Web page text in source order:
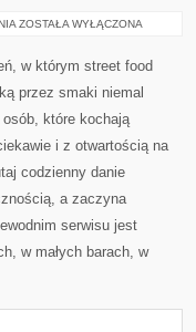
Z
ZOSTAŁA WYŁĄCZONA
w którym street food
przez smaki niemal
osób, które kochają
i z otwartością na
codzienny danie
a zaczyna
serwisu jest
w małych barach, w